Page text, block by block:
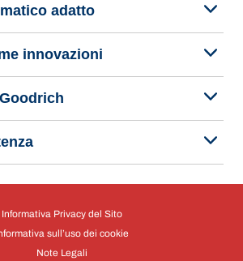
adatto
innovazioni
Informativa Privacy del Sito
sull’uso dei cookie
Note Legali